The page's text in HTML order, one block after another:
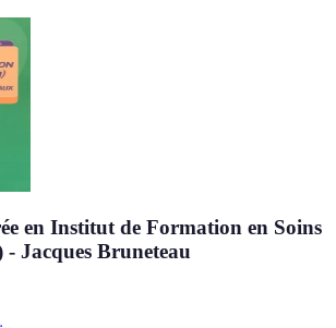
en Institut de Formation en Soins
Jacques Bruneteau